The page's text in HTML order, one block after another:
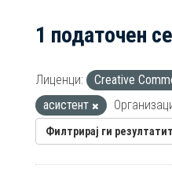
1 податочен
Лиценци: Creative
асистент
Филтрирај ги